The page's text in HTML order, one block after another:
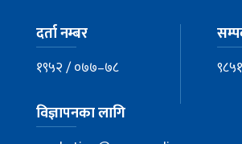
दर्ता नम्बर
१९५२ / ०७७–७८
विज्ञापनका लागि